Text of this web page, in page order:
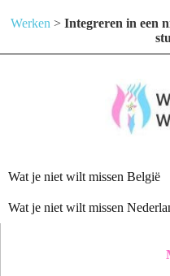
Werken > Integreren in een
Wat je niet wilt missen België
Wat je niet wilt missen